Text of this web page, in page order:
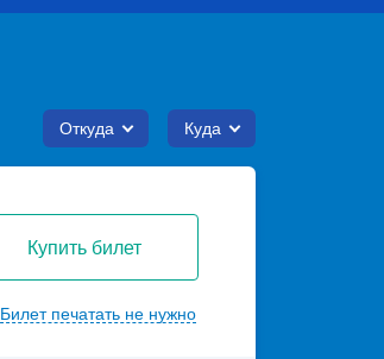
Откуда Куда
Купить билет
Билет печатать не нужно